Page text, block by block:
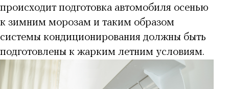
происходит подготовка автомобиля осенью
к зимним морозам и таким образом
системы кондиционирования должны быть
подготовлены к жарким летним условиям.